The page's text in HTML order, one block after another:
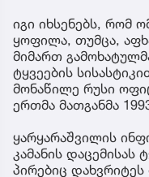
იგი იხსენებს, რომ
ყოფილა, თუმცა,
მიმართ
ტყვეების
მონაწილე რუსი
ერთმა მათგანმა
ყარყარაშვილის
კამანის დაცემისას
პირებიც